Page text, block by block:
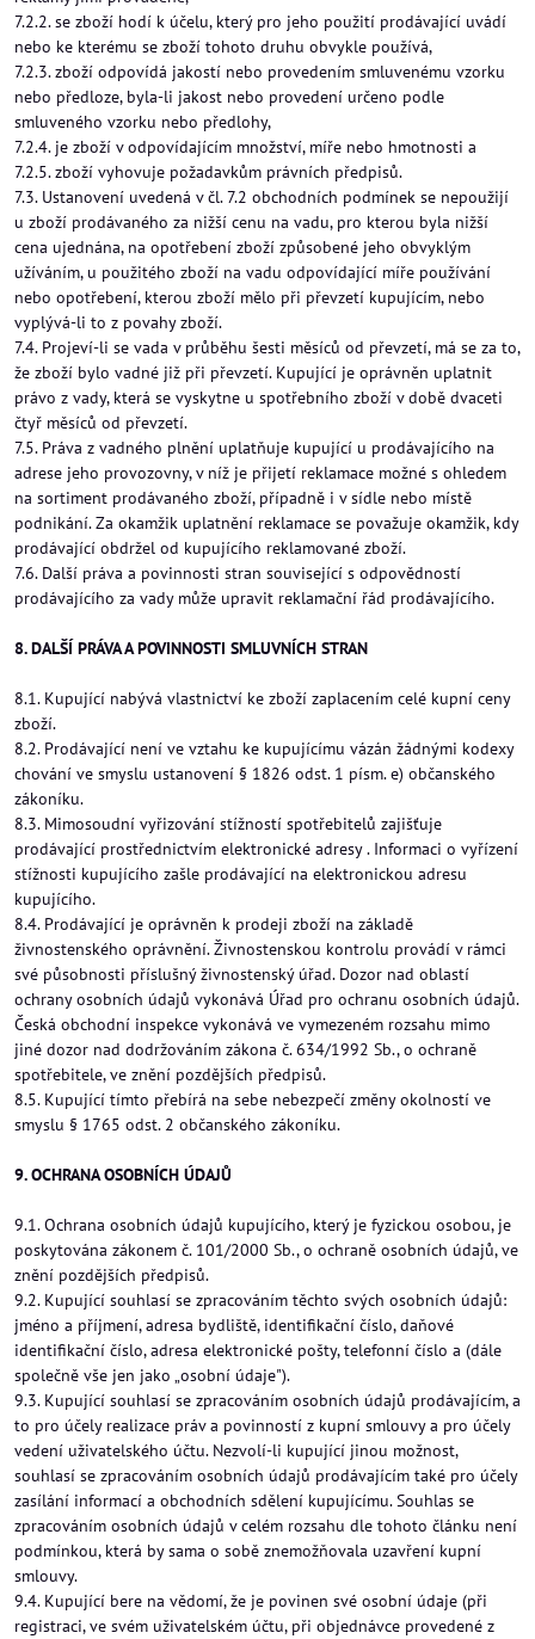
7.2.2. se zboží hodí k účelu, který pro jeho použití prodávající uvádí
nebo ke kterému se zboží tohoto druhu obvykle používá,
7.2.3. zboží odpovídá jakostí nebo provedením smluvenému vzorku
nebo předloze, byla-li jakost nebo provedení určeno podle
smluveného vzorku nebo předlohy,
7.2.4. je zboží v odpovídajícím množství, míře nebo hmotnosti a
7.2.5. zboží vyhovuje požadavkům právních předpisů.
7.3. Ustanovení uvedená v čl. 7.2 obchodních podmínek se nepoužijí
u zboží prodávaného za nižší cenu na vadu, pro kterou byla nižší
cena ujednána, na opotřebení zboží způsobené jeho obvyklým
užíváním, u použitého zboží na vadu odpovídající míře používání
nebo opotřebení, kterou zboží mělo při převzetí kupujícím, nebo
vyplývá-li to z povahy zboží.
7.4. Projeví-li se vada v průběhu šesti měsíců od převzetí, má se za to,
že zboží bylo vadné již při převzetí. Kupující je oprávněn uplatnit
právo z vady, která se vyskytne u spotřebního zboží v době dvaceti
čtyř měsíců od převzetí.
7.5. Práva z vadného plnění uplatňuje kupující u prodávajícího na
adrese jeho provozovny, v níž je přijetí reklamace možné s ohledem
na sortiment prodávaného zboží, případně i v sídle nebo místě
podnikání. Za okamžik uplatnění reklamace se považuje okamžik, kdy
prodávající obdržel od kupujícího reklamované zboží.
7.6. Další práva a povinnosti stran související s odpovědností
prodávajícího za vady může upravit reklamační řád prodávajícího.
8. DALŠÍ PRÁVA A POVINNOSTI SMLUVNÍCH STRAN
8.1. Kupující nabývá vlastnictví ke zboží zaplacením celé kupní ceny
zboží.
8.2. Prodávající není ve vztahu ke kupujícímu vázán žádnými kodexy
chování ve smyslu ustanovení § 1826 odst. 1 písm. e) občanského
zákoníku.
8.3. Mimosoudní vyřizování stížností spotřebitelů zajišťuje
prodávající prostřednictvím elektronické adresy . Informaci o vyřízení
stížnosti kupujícího zašle prodávající na elektronickou adresu
kupujícího.
8.4. Prodávající je oprávněn k prodeji zboží na základě
živnostenského oprávnění. Živnostenskou kontrolu provádí v rámci
své působnosti příslušný živnostenský úřad. Dozor nad oblastí
ochrany osobních údajů vykonává Úřad pro ochranu osobních údajů.
Česká obchodní inspekce vykonává ve vymezeném rozsahu mimo
jiné dozor nad dodržováním zákona č. 634/1992 Sb., o ochraně
spotřebitele, ve znění pozdějších předpisů.
8.5. Kupující tímto přebírá na sebe nebezpečí změny okolností ve
smyslu § 1765 odst. 2 občanského zákoníku.
9. OCHRANA OSOBNÍCH ÚDAJŮ
9.1. Ochrana osobních údajů kupujícího, který je fyzickou osobou, je
poskytována zákonem č. 101/2000 Sb., o ochraně osobních údajů, ve
znění pozdějších předpisů.
9.2. Kupující souhlasí se zpracováním těchto svých osobních údajů:
jméno a příjmení, adresa bydliště, identifikační číslo, daňové
identifikační číslo, adresa elektronické pošty, telefonní číslo a (dále
společně vše jen jako „osobní údaje").
9.3. Kupující souhlasí se zpracováním osobních údajů prodávajícím, a
to pro účely realizace práv a povinností z kupní smlouvy a pro účely
vedení uživatelského účtu. Nezvolí-li kupující jinou možnost,
souhlasí se zpracováním osobních údajů prodávajícím také pro účely
zasílání informací a obchodních sdělení kupujícímu. Souhlas se
zpracováním osobních údajů v celém rozsahu dle tohoto článku není
podmínkou, která by sama o sobě znemožňovala uzavření kupní
smlouvy.
9.4. Kupující bere na vědomí, že je povinen své osobní údaje (při
registraci, ve svém uživatelském účtu, při objednávce provedené z